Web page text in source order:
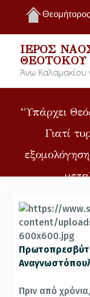
ΙΕΡΌΣ
ΘΕΟΤΌΚΟΥ
Άνω
“Υπάρχει
Γιατί
Πριν από